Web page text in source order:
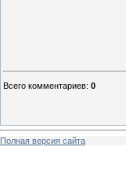
Всего комментариев: 0
Полная версия сайта